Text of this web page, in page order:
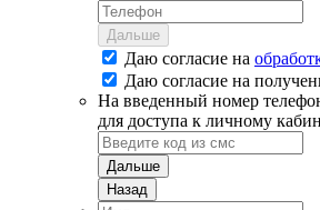
Дальше
Даю согласие на
Даю согласие на
На введенный номер
для доступа к личному
Дальше
Назад